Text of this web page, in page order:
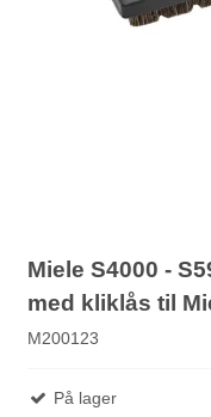
Miele S4000 -
med kliklås til
M200123
På lager